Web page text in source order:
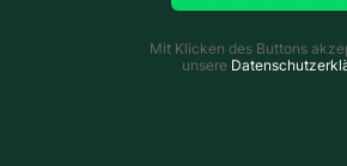
Mit Klicken des Buttons
unsere